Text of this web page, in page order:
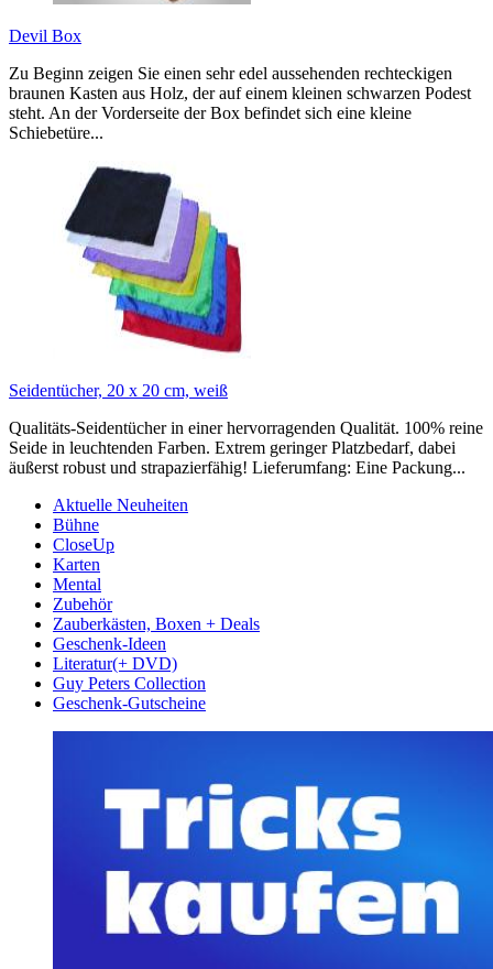
Devil Box
Zu Beginn zeigen Sie einen sehr edel aussehenden rechteckigen
braunen Kasten aus Holz, der auf einem kleinen schwarzen Podest
steht. An der Vorderseite der Box befindet sich eine kleine
Schiebetüre...
Seidentücher, 20 x 20 cm, weiß
Qualitäts-Seidentücher in einer hervorragenden Qualität. 100% reine
Seide in leuchtenden Farben. Extrem geringer Platzbedarf, dabei
äußerst robust und strapazierfähig! Lieferumfang: Eine Packung...
Aktuelle Neuheiten
Bühne
CloseUp
Karten
Mental
Zubehör
Zauberkästen, Boxen + Deals
Geschenk-Ideen
Literatur(+ DVD)
Guy Peters Collection
Geschenk-Gutscheine